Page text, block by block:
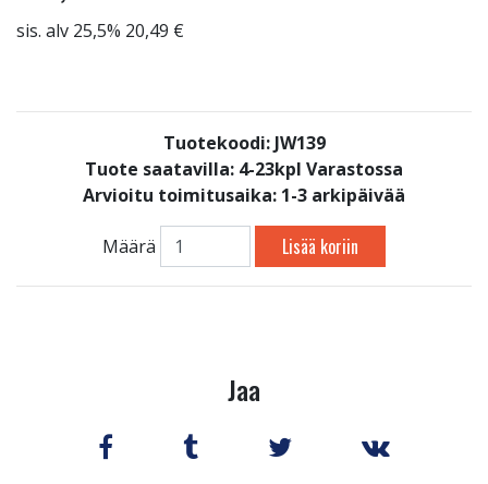
sis. alv 25,5% 20,49 €
Tuotekoodi: JW139
Tuote saatavilla: 4-23kpl Varastossa
Arvioitu toimitusaika: 1-3 arkipäivää
Määrä Lisää koriin
Jaa